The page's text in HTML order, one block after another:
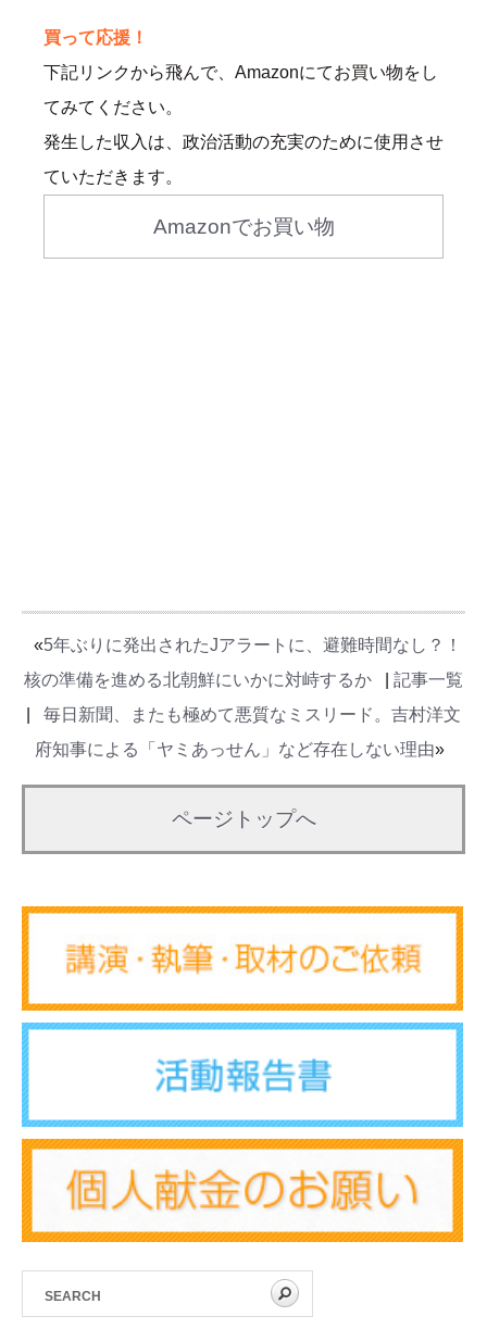
買って応援！
下記リンクから飛んで、Amazonにてお買い物をし
てみてください。
発生した収入は、政治活動の充実のために使用させ
ていただきます。
Amazonでお買い物
«5年ぶりに発出されたJアラートに、避難時間なし？！
核の準備を進める北朝鮮にいかに対峙するか
記事一覧
毎日新聞、またも極めて悪質なミスリード。吉村洋文
府知事による「ヤミあっせん」など存在しない理由»
ページトップへ